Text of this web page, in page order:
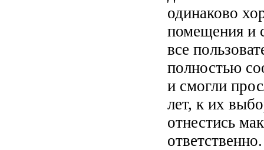
одинаково
помещения и
все
полностью
и смогли
лет, к их
отнестись
ответственно.